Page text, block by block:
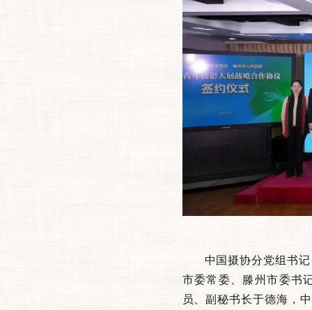
中国摄协分党组书
市委常委、滕州市委书
员、副秘书长于德海，